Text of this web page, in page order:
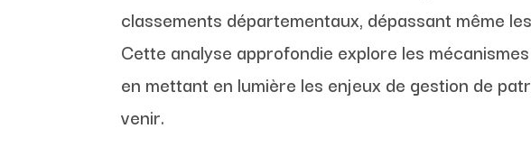
classements départementaux, dépassant même
Cette analyse approfondie explore les
en mettant en lumière les enjeux de gestion de
venir.